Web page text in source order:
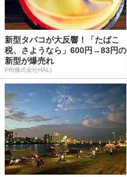
新型タバコが大反響！「たばこ
税、さようなら」600円→83円の
新型が爆売れ
PR(株式会社HAL)